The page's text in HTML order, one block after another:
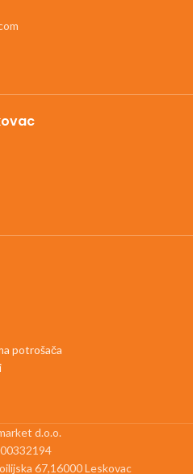
potrošača
d.o.o.
67,16000 Leskovac